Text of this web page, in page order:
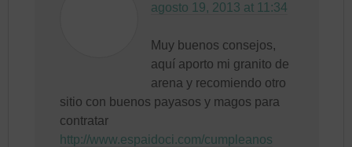
agosto 19, 2013 at 11:34
Muy buenos consejos,
aquí aporto mi granito de
arena y recomiendo otro
sitio con buenos payasos y magos para
contratar
http://www.espaidoci.com/cumpleanos